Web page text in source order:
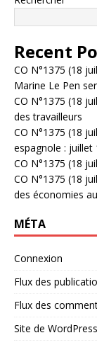
Recent
CO N°1375 (18
Marine Le Pen
CO N°1375 (18
des travailleurs
CO N°1375 (18
espagnole : juillet
CO N°1375 (18
CO N°1375 (18
des économies
MÉTA
Connexion
Flux des
Flux des
Site de